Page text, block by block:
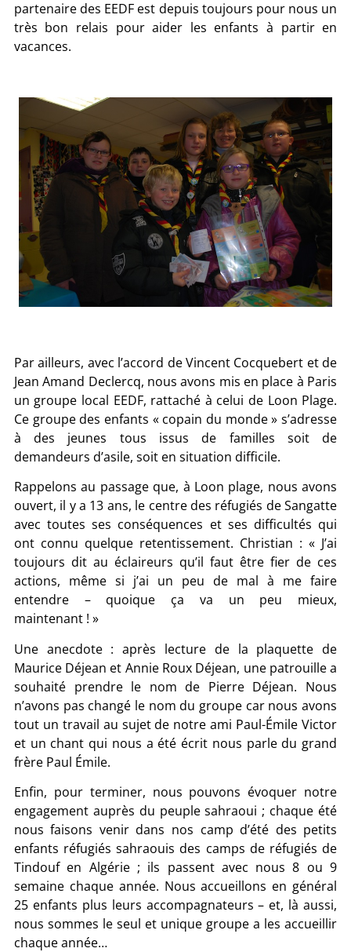
partenaire des EEDF est depuis toujours pour nous un
très bon relais pour aider les enfants à partir en
vacances.
Par ailleurs, avec l’accord de Vincent Cocquebert et de
Jean Amand Declercq, nous avons mis en place à Paris
un groupe local EEDF, rattaché à celui de Loon Plage.
Ce groupe des enfants « copain du monde » s’adresse
à des jeunes tous issus de familles soit de
demandeurs d’asile, soit en situation difficile.
Rappelons au passage que, à Loon plage, nous avons
ouvert, il y a 13 ans, le centre des réfugiés de Sangatte
avec toutes ses conséquences et ses difficultés qui
ont connu quelque retentissement. Christian : « J’ai
toujours dit au éclaireurs qu’il faut être fier de ces
actions, même si j’ai un peu de mal à me faire
entendre – quoique ça va un peu mieux,
maintenant ! »
Une anecdote : après lecture de la plaquette de
Maurice Déjean et Annie Roux Déjean, une patrouille a
souhaité prendre le nom de Pierre Déjean. Nous
n’avons pas changé le nom du groupe car nous avons
tout un travail au sujet de notre ami Paul-Émile Victor
et un chant qui nous a été écrit nous parle du grand
frère Paul Émile.
Enfin, pour terminer, nous pouvons évoquer notre
engagement auprès du peuple sahraoui ; chaque été
nous faisons venir dans nos camp d’été des petits
enfants réfugiés sahraouis des camps de réfugiés de
Tindouf en Algérie ; ils passent avec nous 8 ou 9
semaine chaque année. Nous accueillons en général
25 enfants plus leurs accompagnateurs – et, là aussi,
nous sommes le seul et unique groupe a les accueillir
chaque année…